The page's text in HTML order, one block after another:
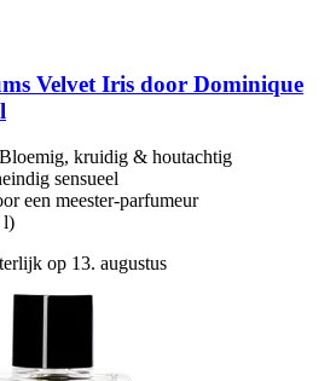
Velvet Iris door Dominique
kruidig & houtachtig
sensueel
een meester-parfumeur
l)
op 13. augustus